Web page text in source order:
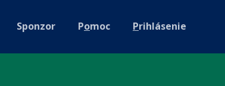
Sponzor Pomoc Prihlásenie